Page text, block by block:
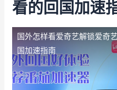
看的回国加速
国外怎样看爱奇艺解锁爱奇
国加速指南